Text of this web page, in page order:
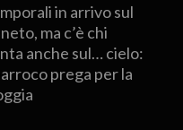
in arrivo sul
ma c’è chi
anche sul… cielo:
prega per la